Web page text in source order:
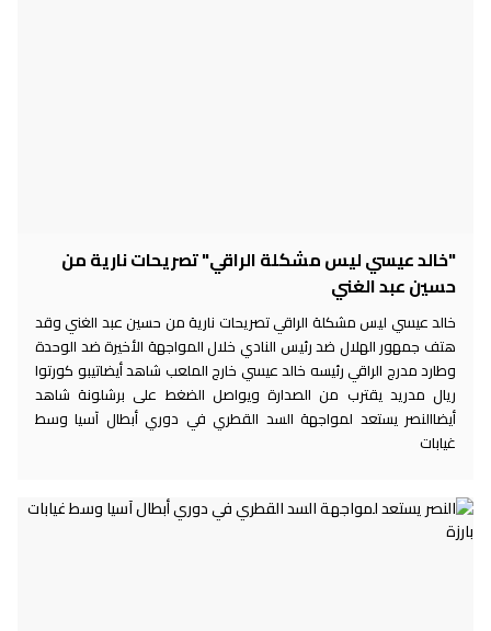
"خالد عيسي ليس مشكلة الراقي" تصريحات نارية من
حسين عبد الغني
خالد عيسي ليس مشكلة الراقي تصريحات نارية من حسين عبد الغني وقد
هتف جمهور الهلال ضد رئيس النادي خلال المواجهة الأخيرة ضد الوحدة
وطارد مدرج الراقي رئيسه خالد عيسي خارج الملعب شاهد أيضاتيبو كورتوا
ريال مدريد يقترب من الصدارة ويواصل الضغط على برشلونة شاهد
أيضاالنصر يستعد لمواجهة السد القطري في دوري أبطال آسيا وسط
غيابات